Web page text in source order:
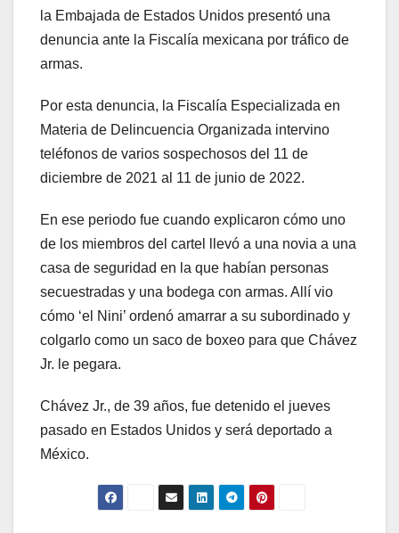
la Embajada de Estados Unidos presentó una
denuncia ante la Fiscalía mexicana por tráfico de
armas.
Por esta denuncia, la Fiscalía Especializada en
Materia de Delincuencia Organizada intervino
teléfonos de varios sospechosos del 11 de
diciembre de 2021 al 11 de junio de 2022.
En ese periodo fue cuando explicaron cómo uno
de los miembros del cartel llevó a una novia a una
casa de seguridad en la que habían personas
secuestradas y una bodega con armas. Allí vio
cómo ‘el Nini’ ordenó amarrar a su subordinado y
colgarlo como un saco de boxeo para que Chávez
Jr. le pegara.
Chávez Jr., de 39 años, fue detenido el jueves
pasado en Estados Unidos y será deportado a
México.